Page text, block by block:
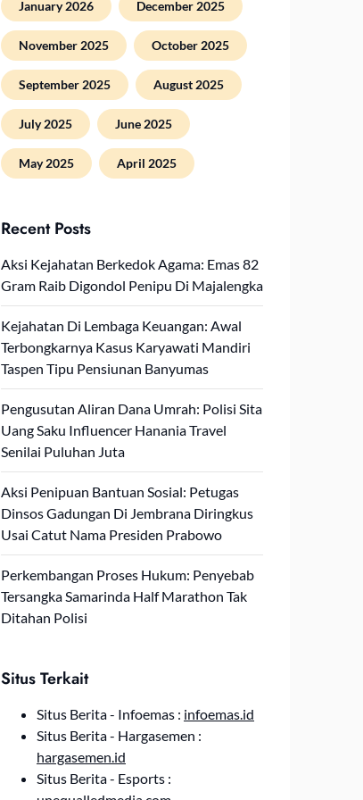
January 2026 December 2025
November 2025 October 2025
September 2025 August 2025
July 2025 June 2025
May 2025 April 2025
Recent Posts
Aksi Kejahatan Berkedok Agama: Emas 82
Gram Raib Digondol Penipu Di Majalengka
Kejahatan Di Lembaga Keuangan: Awal
Terbongkarnya Kasus Karyawati Mandiri
Taspen Tipu Pensiunan Banyumas
Pengusutan Aliran Dana Umrah: Polisi Sita
Uang Saku Influencer Hanania Travel
Senilai Puluhan Juta
Aksi Penipuan Bantuan Sosial: Petugas
Dinsos Gadungan Di Jembrana Diringkus
Usai Catut Nama Presiden Prabowo
Perkembangan Proses Hukum: Penyebab
Tersangka Samarinda Half Marathon Tak
Ditahan Polisi
Situs Terkait
Situs Berita - Infoemas : infoemas.id
Situs Berita - Hargasemen :
hargasemen.id
Situs Berita - Esports :